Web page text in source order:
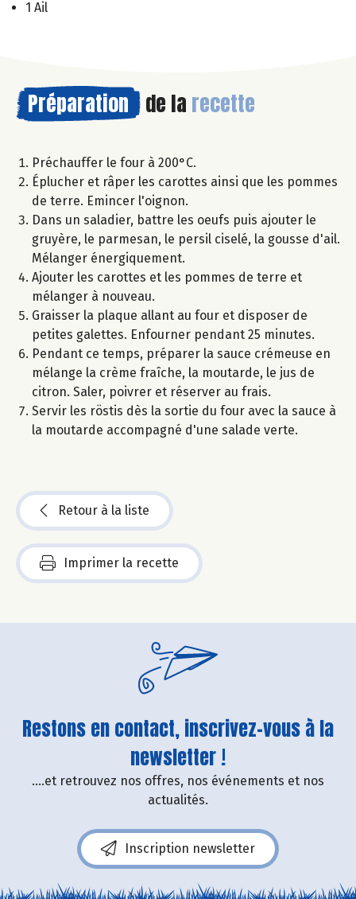
1 Ail
Préparation de la recette
Préchauffer le four à 200°C.
Éplucher et râper les carottes ainsi que les pommes
de terre. Emincer l'oignon.
Dans un saladier, battre les oeufs puis ajouter le
gruyère, le parmesan, le persil ciselé, la gousse d'ail.
Mélanger énergiquement.
Ajouter les carottes et les pommes de terre et
mélanger à nouveau.
Graisser la plaque allant au four et disposer de
petites galettes. Enfourner pendant 25 minutes.
Pendant ce temps, préparer la sauce crémeuse en
mélange la crème fraîche, la moutarde, le jus de
citron. Saler, poivrer et réserver au frais.
Servir les röstis dès la sortie du four avec la sauce à
la moutarde accompagné d'une salade verte.
Retour à la liste
Imprimer la recette
Restons en contact, inscrivez-vous à la
newsletter !
....et retrouvez nos offres, nos événements et nos
actualités.
Inscription newsletter